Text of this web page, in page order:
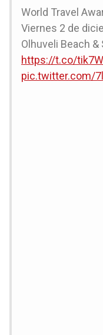
World Travel
Viernes 2 de
Olhuveli Beach
https://t.co/
pic.twitter.com/